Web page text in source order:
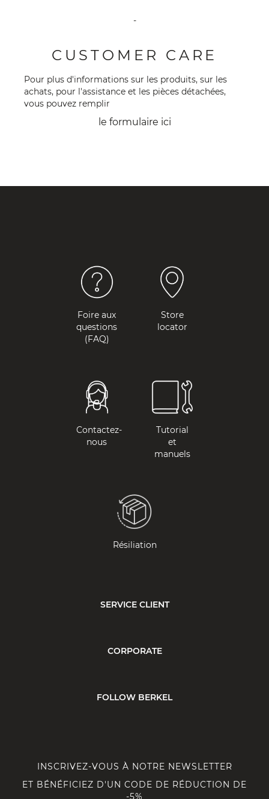
-
CUSTOMER CARE
Pour plus d'informations sur les produits, sur les
achats, pour l'assistance et les pièces détachées,
vous pouvez remplir
le formulaire ici
Foire aux
questions
(FAQ)
Store
locator
Contactez-
nous
Tutorial
et
manuels
Résiliation
SERVICE CLIENT
CORPORATE
FOLLOW BERKEL
INSCRIVEZ-VOUS À NOTRE NEWSLETTER
ET BÉNÉFICIEZ D'UN CODE DE RÉDUCTION DE
-5%